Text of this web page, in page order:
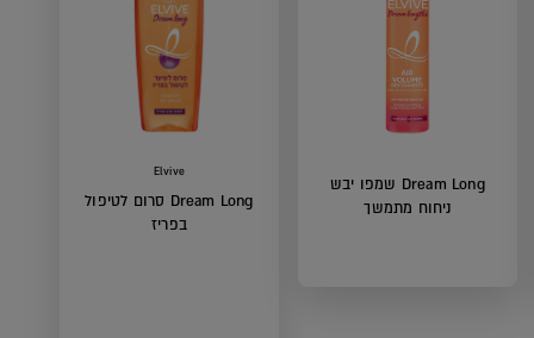
Elvive
Dream Long סרום לטיפול
בפריז
Dream Long שמפו יבש
ניחוח מתמשך